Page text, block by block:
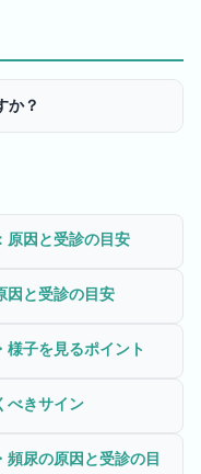
か？
原因と受診の目安
因と受診の目安
様子を見るポイント
べきサイン
尿の原因と受診の目